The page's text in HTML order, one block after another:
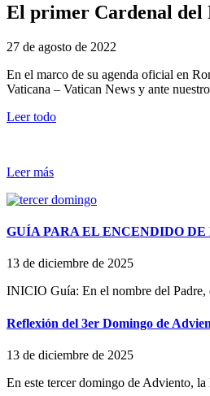
El primer Cardenal del
27 de agosto de 2022
En el marco de su agenda oficial en
Vaticana – Vatican News y ante
Leer todo
Leer más
GUÍA PARA EL ENCENDIDO
13 de diciembre de 2025
INICIO Guía: En el nombre del
Reflexión del 3er Domingo de
13 de diciembre de 2025
En este tercer domingo de Adviento,